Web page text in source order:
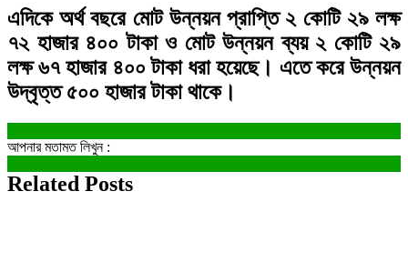
এদিকে অর্থ বছরে মোট উন্নয়ন প্রাপ্তি ২ কোটি ২৯ লক্ষ
৭২ হাজার ৪০০ টাকা ও মোট উন্নয়ন ব্যয় ২ কোটি ২৯
লক্ষ ৬৭ হাজার ৪০০ টাকা ধরা হয়েছে। এতে করে উন্নয়ন
উদ্বৃত্ত ৫০০ হাজার টাকা থাকে।
আপনার মতামত লিখুন :
Related Posts